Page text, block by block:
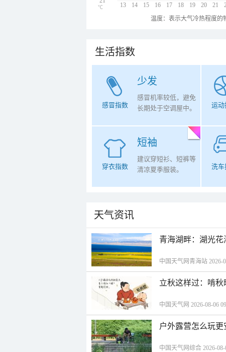
13 14 15 16 17 18 19 20 21
℃
温度：表示大气冷热程度的
生活指数
少发
感冒指数
感冒机率较低，避免
长期处于空调屋中。
运动
短袖
穿衣指数
建议穿短衫、短裤等
清凉夏季服装。
洗车
天气资讯
青海湖畔：湖光
中国天气网青海站 2026-
立秋这样过：啃
中国天气网 2026-08-06
户外露营怎么玩
中国天气网综合 2026-08-